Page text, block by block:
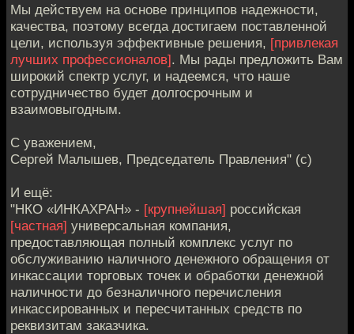
Мы действуем на основе принципов надежности,
качества, поэтому всегда достигаем поставленной
цели, используя эффективные решения, [привлекая
лучших профессионалов]. Мы рады предложить Вам
широкий спектр услуг, и надеемся, что наше
сотрудничество будет долгосрочным и
взаимовыгодным.
С уважением,
Сергей Малышев, Председатель Правления" (с)
И ещё:
"НКО «ИНКАХРАН» - [крупнейшая] российская
[частная] универсальная компания,
предоставляющая полный комплекс услуг по
обслуживанию наличного денежного обращения от
инкассации торговых точек и обработки денежной
наличности до безналичного перечисления
инкассированных и пересчитанных средств по
реквизитам заказчика.